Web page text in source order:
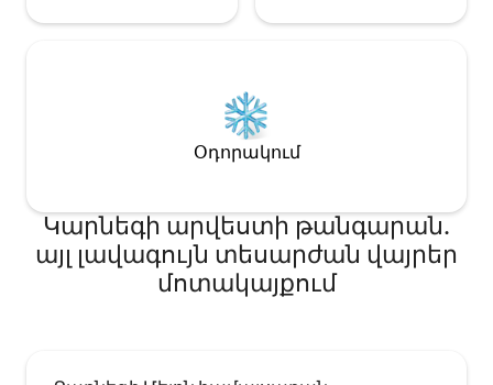
Օդորակում
Կարնեգի արվեստի թանգարան․
այլ լավագույն տեսարժան վայրեր
մոտակայքում